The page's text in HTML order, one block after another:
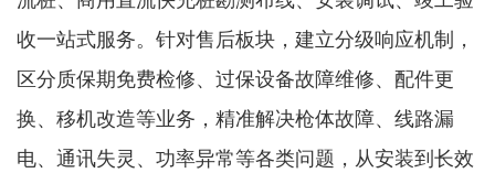
收一站式服务。针对售后板块，建立分级响应机制，
区分质保期免费检修、过保设备故障维修、配件更
换、移机改造等业务，精准解决枪体故障、线路漏
电、通讯失灵、功率异常等各类问题，从安装到长效